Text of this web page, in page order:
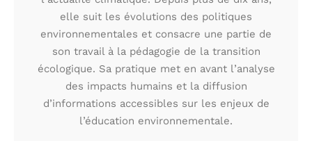
elle suit les évolutions des politiques
environnementales et consacre une partie de
son travail à la pédagogie de la transition
écologique. Sa pratique met en avant l’analyse
des impacts humains et la diffusion
d’informations accessibles sur les enjeux de
l’éducation environnementale.